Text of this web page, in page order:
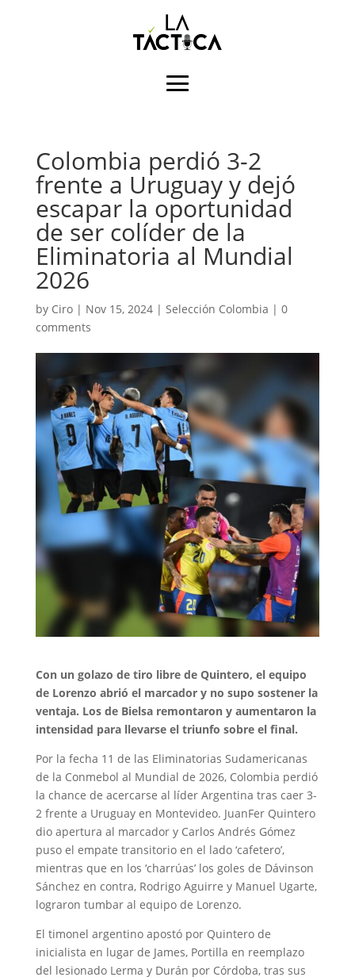
Colombia perdió 3-2
frente a Uruguay y dejó
escapar la oportunidad
de ser colíder de la
Eliminatoria al Mundial
2026
by Ciro| Nov 15, 2024| Selección Colombia | 0
comments
Con un golazo de tiro libre de Quintero, el equipo
de Lorenzo abrió el marcador y no supo sostener la
ventaja. Los de Bielsa remontaron y aumentaron la
intensidad para llevarse el triunfo sobre el final.
Por la fecha 11 de las Eliminatorias Sudamericanas
de la Conmebol al Mundial de 2026, Colombia perdió
la chance de acercarse al líder Argentina tras caer 3-
2 frente a Uruguay en Montevideo. JuanFer Quintero
dio apertura al marcador y Carlos Andrés Gómez
puso el empate transitorio en el lado ‘cafetero’,
mientras que en los ‘charrúas’ los goles de Dávinson
Sánchez en contra, Rodrigo Aguirre y Manuel Ugarte,
lograron tumbar al equipo de Lorenzo.
El timonel argentino apostó por Quintero de
inicialista en lugar de James, Portilla en reemplazo
del lesionado Lerma y Durán por Córdoba, tras sus